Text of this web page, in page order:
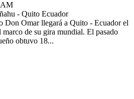
AM
- Quito Ecuador
Don Omar llegará a Quito - Ecuador el
marco de su gira mundial. El pasado
obtuvo 18...